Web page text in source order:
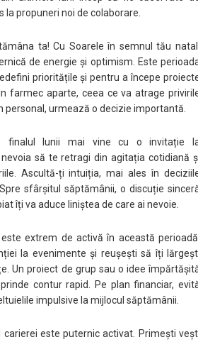
la propuneri noi de colaborare.
ta! Cu Soarele în semnul tău
de energie și optimism. Este
prioritățile și pentru a începe
farmec aparte, ceea ce va atrage
personal, urmează o decizie importantă.
finalul lunii mai vine cu o invitație
să te retragi din agitația cotidiană
Ascultă-ți intuiția, mai ales în
sfârșitul săptămânii, o discuție
îți va aduce liniștea de care ai nevoie.
extrem de activă în această
la evenimente și reușești să îți
Un proiect de grup sau o idee
contur rapid. Pe plan financiar,
impulsive la mijlocul săptămânii.
carierei este puternic activat. Primești